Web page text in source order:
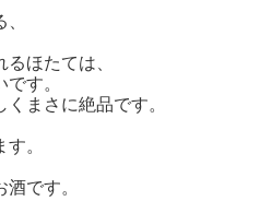
ほたては、
す。
まさに絶品です。
。
です。